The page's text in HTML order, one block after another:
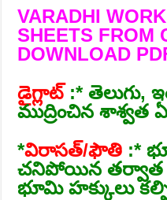
VARADHI
SHEETS FROM
DOWNLOAD
డైగ్లాట్‌ :* తెలుగు,
ముద్రించిన శాశ్వత
*విరాసత్‌/ఫౌతి :*
చనిపోయిన తర్వాత
భూమి హక్కులు